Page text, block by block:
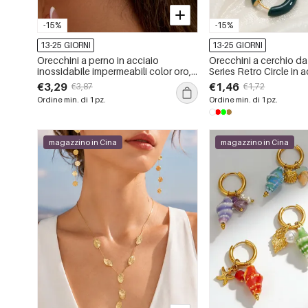
-15%
13-25 GIORNI
Orecchini a perno in acciaio
inossidabile impermeabili color oro,
serie romantica Daily Star Starfish
€3,29 €3,87
Ordine min. di 1 pz.
-15%
13-25 GIORNI
Orecchini a cerchio
Series Retro Circle in
inossidabile
€1,46 €1,72
Ordine min. di 1 pz.
magazzino in Cina magazzino in Cina